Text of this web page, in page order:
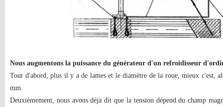
Nous augmentons la puissance du générateur d'un refroidisseur
Tout d'abord, plus il y a de lames et le diamètre de la roue, mieux c'est,
mm.
Deuxièmement, nous avons déjà dit que la tension dépend du champ